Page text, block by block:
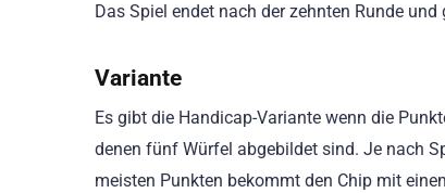
Das Spiel endet nach der zehnten Runde
Variante
Es gibt die Handicap-Variante wenn die
denen fünf Würfel abgebildet sind. Je nach
meisten Punkten bekommt den Chip mit